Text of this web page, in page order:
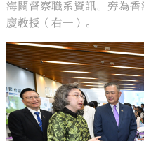
海關督察職系資訊。旁為
慶教授（右一）。